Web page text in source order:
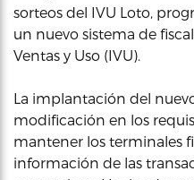
sorteos del IVU Loto,
un nuevo sistema de
Ventas y Uso (IVU).
La implantación del
modificación en los
mantener los terminales
información de las